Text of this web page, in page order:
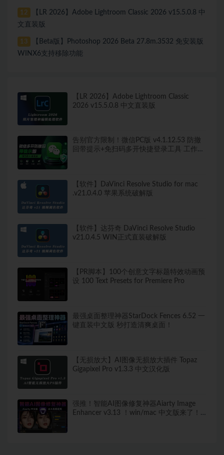
12
【LR 2026】Adobe Lightroom Classic 2026 v15.5.0.8 中
文直装版
13
【Beta版】Photoshop 2026 Beta 27.8m.3532 免安装版
WINX6支持移除功能
【LR 2026】Adobe Lightroom Classic
2026 v15.5.0.8 中文直装版
告别官方限制！微信PC版 v4.1.12.53 防撤
回带提示+免扫码多开快捷登录工具 工作生
【软件】DaVinci Resolve Studio for mac
.v21.0.4.0 苹果系统破解版
【软件】达芬奇 DaVinci Resolve Studio
v21.0.4.5 WIN正式直装破解版
【PR脚本】100个创意文字标题特效动画预
设 100 Text Presets for Premiere Pro
最强桌面整理神器StarDock Fences 6.52 一
键直装中文版 秒打造清爽桌面！
【无损放大】AI图像无损放大插件 Topaz
Gigapixel Pro v1.3.3 中文汉化版
强推！智能AI图像修复神器Aiarty Image
Enhancer v3.13 ！win/mac 中文版来了！